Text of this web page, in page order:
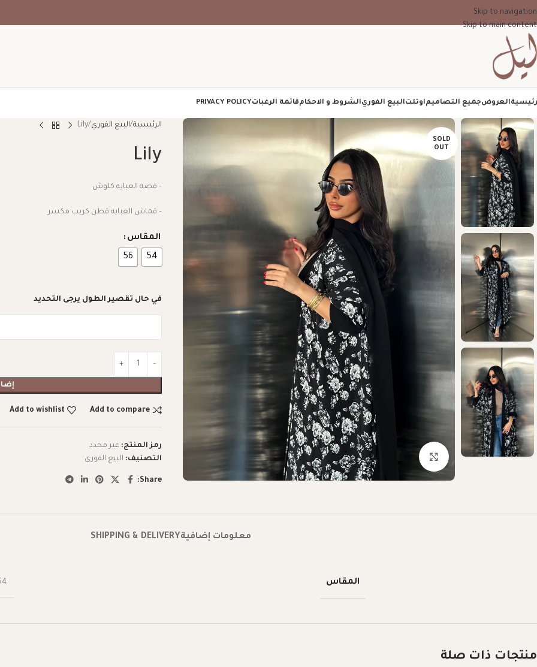
Skip to navigation
Skip to main content
العروضجميع التصاميماوتلتالبيع الفوريالشروط و الاحكامقائمة الرغباتPRIVACY POLICY
SOLD
OUT
Click to enlarge
الرئيسية البيع الفوري Lily
Lily
– قصة العبايه كلوش
– قماش العبايه قطن كريب مكسر
المقاس
54
56
في حال تقصير الطول يرجى التحديد
Add to compare
Add to wishlist
رمز المنتج: غير محدد
التصنيف: البيع الفوري
Share:
معلومات إضافيةSHIPPING & DELIVERY
المقاس
منتجات ذات صلة